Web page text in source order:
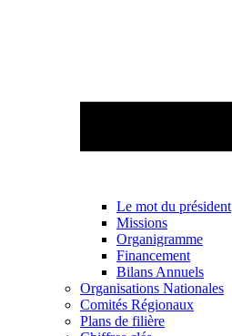
Le mot du président
Missions
Organigramme
Financement
Bilans Annuels
Organisations Nationales
Comités Régionaux
Plans de filière